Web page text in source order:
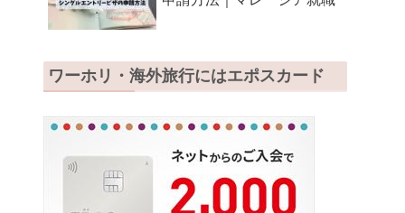
ワーホリ・海外旅行にはエポスカード